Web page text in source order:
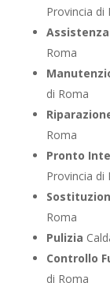
Provincia di
Assistenza
Roma
di Roma
Roma
Pronto
Provincia di
Roma
Pulizia
Controllo
di Roma